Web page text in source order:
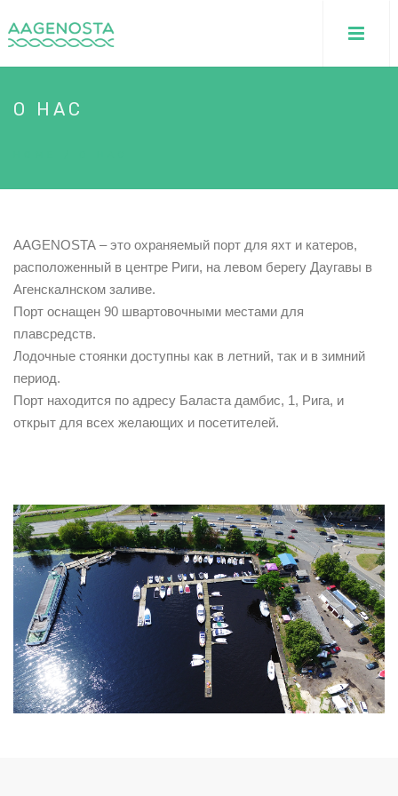
О НАС
AAGENOSTA – это охраняемый порт для яхт и катеров,
расположенный в центре Риги, на левом берегу Даугавы в
Агенскалнском заливе.
Порт оснащен 90 швартовочными местами для
плавсредств.
Лодочные стоянки доступны как в летний, так и в зимний
период.
Порт находится по адресу Баласта дамбис, 1, Рига, и
открыт для всех желающих и посетителей.